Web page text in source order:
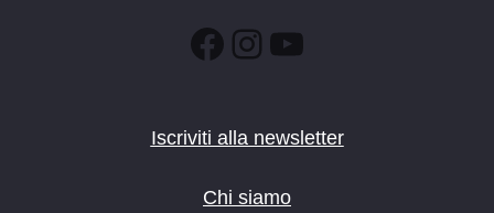
Facebook
Instagram
YouTube
Iscriviti alla newsletter
Chi siamo